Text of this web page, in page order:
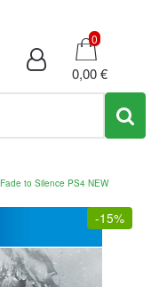
Καλάθι
0
0,00 €
Fade to Silence PS4 NEW
-15%